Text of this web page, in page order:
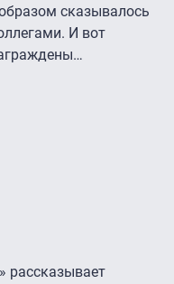
сказывалось
И вот
рассказывает